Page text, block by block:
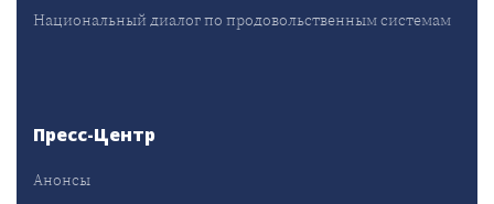
Национальный диалог по продовольственным системам
Пресс-Центр
Анонсы